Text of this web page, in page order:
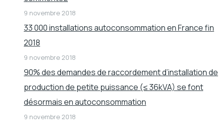
9 novembre 2018
33 000 installations autoconsommation en France fin
2018
9 novembre 2018
90% des demandes de raccordement d’installation de
production de petite puissance (≤ 36kVA) se font
désormais en autoconsommation
9 novembre 2018